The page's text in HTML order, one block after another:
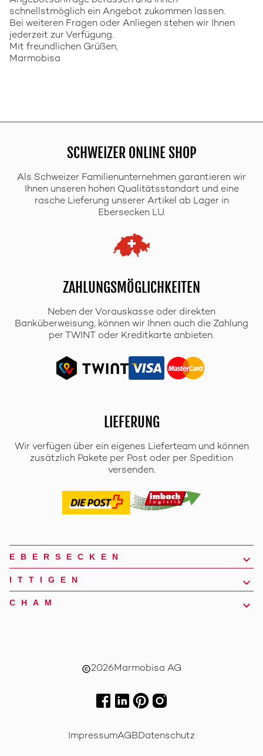
schnellstmöglich ein Angebot zukommen lassen.
Bei weiteren Fragen oder Anliegen stehen wir Ihnen
jederzeit zur Verfügung.
Mit freundlichen Grüßen,
Marmobisa
SCHWEIZER ONLINE SHOP
Als Schweizer Familienunternehmen garantieren wir
Ihnen unseren hohen Qualitätsstandart und eine
rasche Lieferung unserer Artikel ab Lager in
Ebersecken LU.
ZAHLUNGSMÖGLICHKEITEN
Neben der Vorauskasse oder direkten
Banküberweisung, können wir Ihnen auch die Zahlung
per TWINT oder Kreditkarte anbieten.
LIEFERUNG
Wir verfügen über ein eigenes Lieferteam und können
zusätzlich Pakete per Post oder per Spedition
versenden.
EBERSECKEN
ITTIGEN
CHAM
copyright2026Marmobisa AG
ImpressumAGBDatenschutz